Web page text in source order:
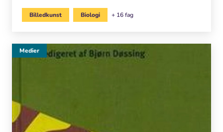
Billedkunst Biologi + 16 fag
Medier